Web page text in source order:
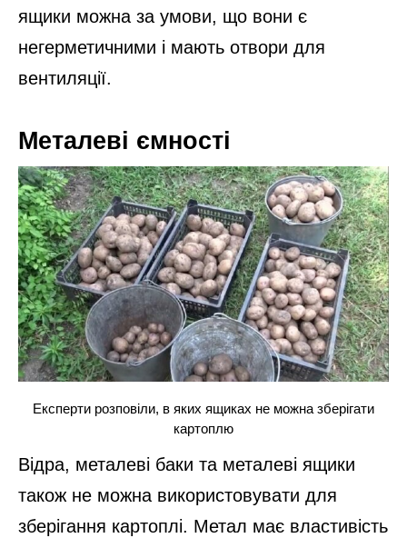
ящики можна за умови, що вони є
негерметичними і мають отвори для
вентиляції.
Металеві ємності
Експерти розповіли, в яких ящиках не можна зберігати
картоплю
Відра, металеві баки та металеві ящики
також не можна використовувати для
зберігання картоплі. Метал має властивість